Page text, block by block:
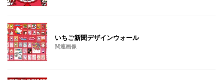
いちご新聞デザインウォール
関連画像